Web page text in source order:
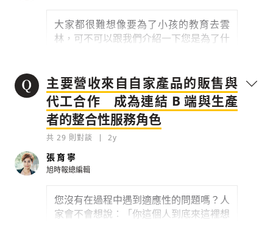
0 2y
創業三年期間，不管是從生產端、原物料
的開發到去找尋好的友善種植，或產銷履
歷，怎麼樣用比較純粹的加工來製作，到
整個銷售和倡議，甚至是如何將產品提供
給合作的夥伴通路、企業和一般的消費者
手上。
0
我是 17 歲高中畢業後去日本念大學，唸
設計出身。其實本來對日本的想法並沒有
大家都很難想像要為了小孩的教育去雲
林，可不可以跟我們介紹一下您是為了什
0 2y
檢舉留言
主要營收來自自家產品的販售與
代工合作 成為連結 B 端與生產
者的整合性服務角色
共 29 則對談 2y
張育寧
旭時報總編輯
您沒有在過程中遇到適應性的問題嗎？人
家會不會想說：「你這個人到底來這裡想